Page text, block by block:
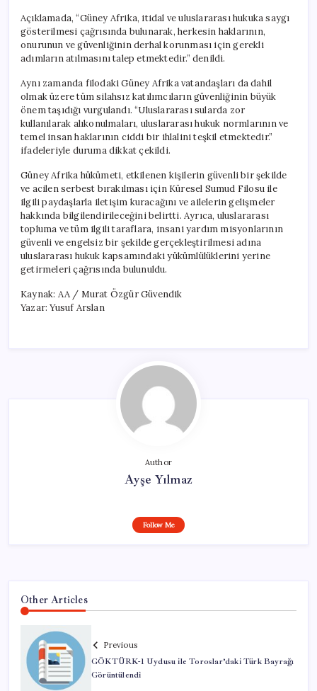
Açıklamada, “Güney Afrika, itidal ve uluslararası hukuka saygı
gösterilmesi çağrısında bulunarak, herkesin haklarının,
onurunun ve güvenliğinin derhal korunması için gerekli
adımların atılmasını talep etmektedir.” denildi.
Aynı zamanda filodaki Güney Afrika vatandaşları da dahil
olmak üzere tüm silahsız katılımcıların güvenliğinin büyük
önem taşıdığı vurgulandı. “Uluslararası sularda zor
kullanılarak alıkonulmaları, uluslararası hukuk normlarının ve
temel insan haklarının ciddi bir ihlalini teşkil etmektedir.”
ifadeleriyle duruma dikkat çekildi.
Güney Afrika hükümeti, etkilenen kişilerin güvenli bir şekilde
ve acilen serbest bırakılması için Küresel Sumud Filosu ile
ilgili paydaşlarla iletişim kuracağını ve ailelerin gelişmeler
hakkında bilgilendirileceğini belirtti. Ayrıca, uluslararası
topluma ve tüm ilgili taraflara, insani yardım misyonlarının
güvenli ve engelsiz bir şekilde gerçekleştirilmesi adına
uluslararası hukuk kapsamındaki yükümlülüklerini yerine
getirmeleri çağrısında bulunuldu.
Kaynak: AA / Murat Özgür Güvendik
Yazar: Yusuf Arslan
Author
Ayşe Yılmaz
Follow Me
Other Articles
Previous
GÖKTÜRK-1 Uydusu ile Toroslar’daki Türk Bayrağı
Görüntülendi